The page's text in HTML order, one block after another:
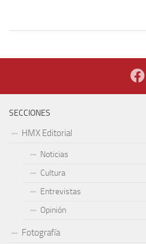
SECCIONES
HMX Editorial
Noticias
Cultura
Entrevistas
Opinión
Fotografía